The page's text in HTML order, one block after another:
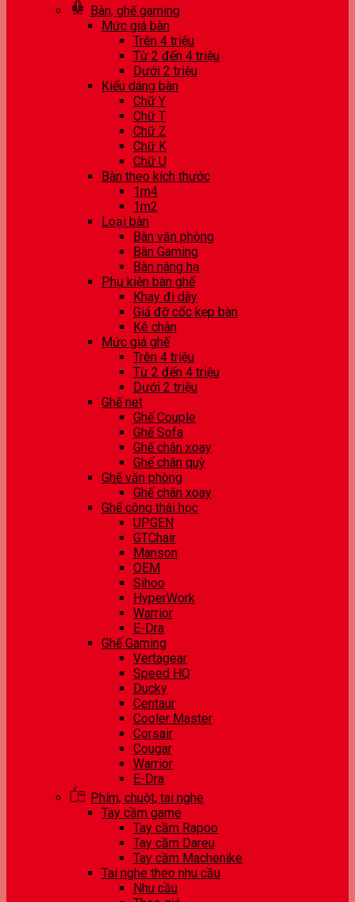
Bàn, ghế gaming
Mức giá bàn
Trên 4 triệu
Từ 2 đến 4 triệu
Dưới 2 triệu
Kiểu dáng bàn
Chữ Y
Chữ T
Chữ Z
Chữ K
Chữ U
Bàn theo kích thước
1m4
1m2
Loại bàn
Bàn văn phòng
Bàn Gaming
Bàn nâng hạ
Phụ kiện bàn ghế
Khay đi dây
Giá đỡ cốc kẹp bàn
Kê chân
Mức giá ghế
Trên 4 triệu
Từ 2 đến 4 triệu
Dưới 2 triệu
Ghế net
Ghế Couple
Ghế Sofa
Ghế chân xoay
Ghế chân quỳ
Ghế văn phòng
Ghế chân xoay
Ghế công thái học
UPGEN
GTChair
Manson
OEM
Sihoo
HyperWork
Warrior
E-Dra
Ghế Gaming
Vertagear
Speed HQ
Ducky
Centaur
Cooler Master
Corsair
Cougar
Warrior
E-Dra
Phím, chuột, tai nghe
Tay cầm game
Tay cầm Rapoo
Tay cầm Dareu
Tay cầm Machenike
Tai nghe theo nhu cầu
Nhu cầu